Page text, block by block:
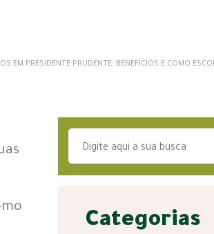
EM PRESIDENTE PRUDENTE: BENEFÍCIOS E COMO
Categorias